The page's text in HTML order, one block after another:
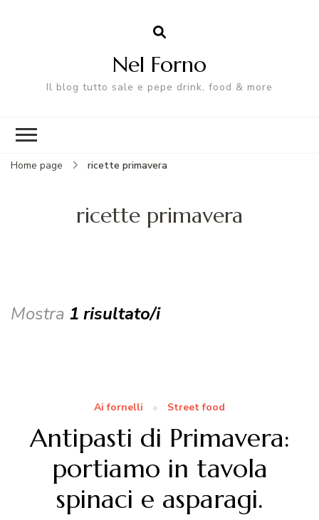
Nel Forno
Il blog tutto sale e pepe drink, food & more
Home page ricette primavera
ricette primavera
Mostra 1 risultato/i
Ai fornelli Street food
Antipasti di Primavera:
portiamo in tavola
spinaci e asparagi.